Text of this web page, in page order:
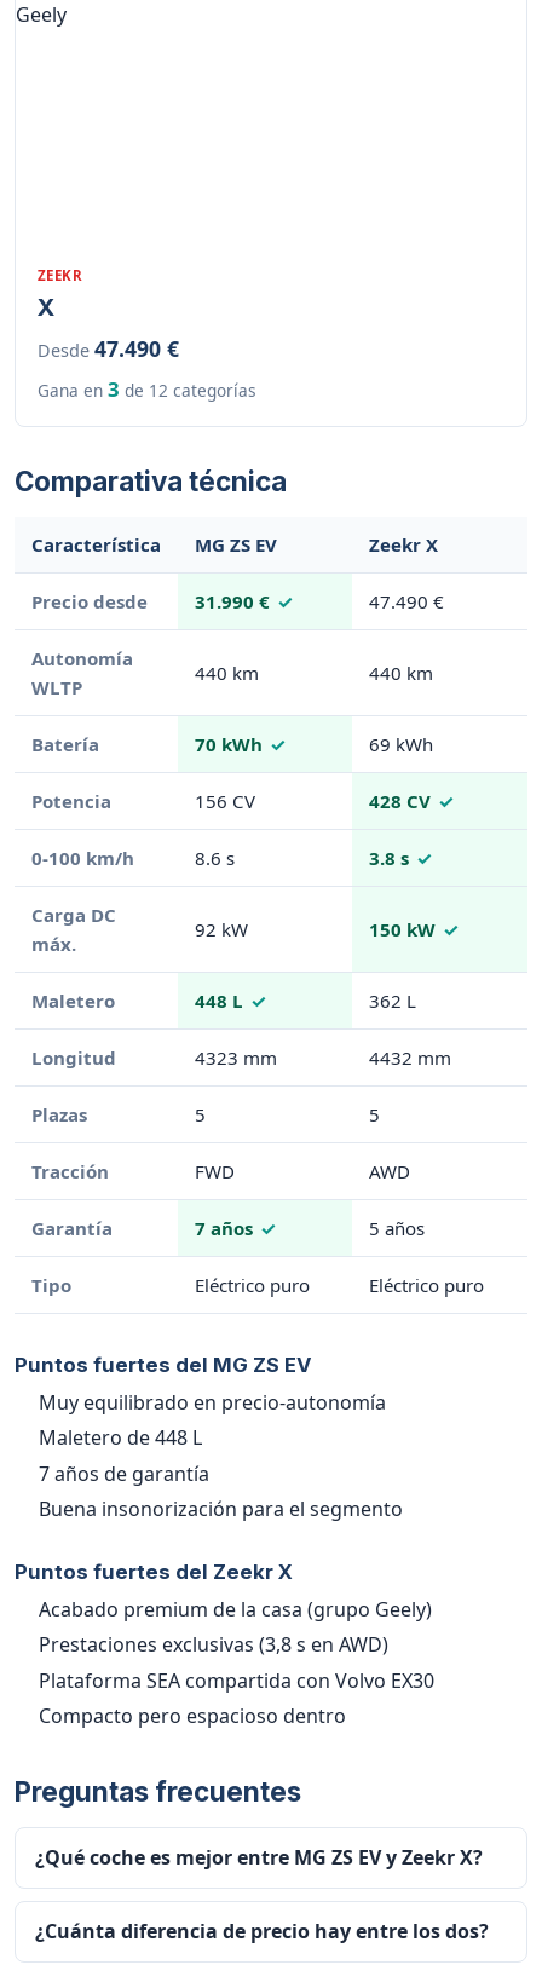
ZEEKR
X
Desde 47.490 €
Gana en 3 de 12 categorías
Comparativa técnica
Característica MG ZS EV Zeekr X
Precio desde 31.990 € 47.490 €
Autonomía
WLTP
440 km 440 km
Batería 70 kWh 69 kWh
Potencia 156 CV 428 CV
0-100 km/h 8.6 s 3.8 s
Carga DC
máx.
92 kW 150 kW
Maletero 448 L 362 L
Longitud 4323 mm 4432 mm
Plazas 5 5
Tracción FWD AWD
Garantía 7 años 5 años
Tipo Eléctrico puro Eléctrico puro
Puntos fuertes del MG ZS EV
Muy equilibrado en precio-autonomía
Maletero de 448 L
7 años de garantía
Buena insonorización para el segmento
Puntos fuertes del Zeekr X
Acabado premium de la casa (grupo Geely)
Prestaciones exclusivas (3,8 s en AWD)
Plataforma SEA compartida con Volvo EX30
Compacto pero espacioso dentro
Preguntas frecuentes
¿Qué coche es mejor entre MG ZS EV y Zeekr X?
¿Cuánta diferencia de precio hay entre los dos?